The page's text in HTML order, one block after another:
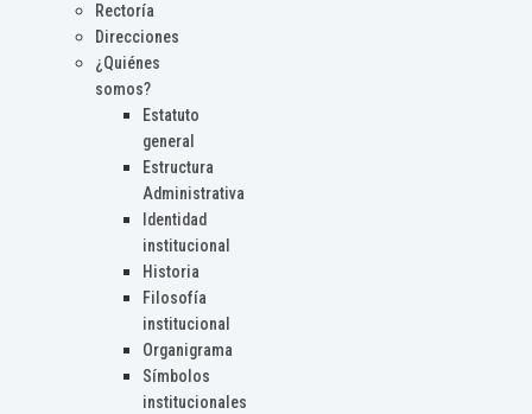
Rectoría
Direcciones
¿Quiénes
somos?
Estatuto
general
Estructura
Administrativa
Identidad
institucional
Historia
Filosofía
institucional
Organigrama
Símbolos
institucionales